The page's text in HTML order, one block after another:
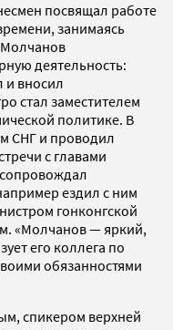
посвящал работе
занимаясь
деятельность:
и вносил
стал заместителем
политике. В
СНГ и проводил
с главами
ездил с ним
гонконгской
«Молчанов — яркий,
его коллега по
обязанностями
спикером верхней